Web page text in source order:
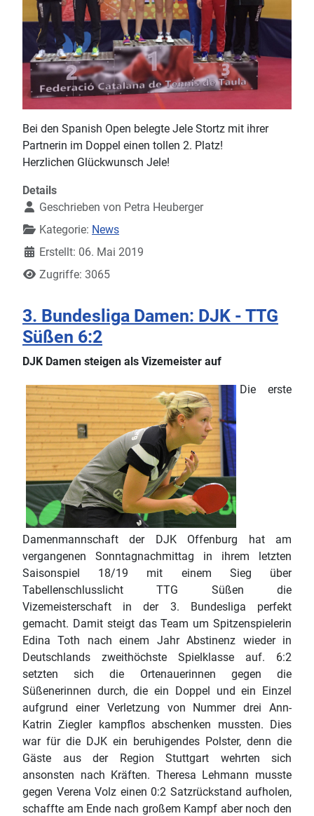
Bei den Spanish Open belegte Jele Stortz mit ihrer
Partnerin im Doppel einen tollen 2. Platz!
Herzlichen Glückwunsch Jele!
Details
Geschrieben von Petra Heuberger
Kategorie: News
Erstellt: 06. Mai 2019
Zugriffe: 3065
3. Bundesliga Damen: DJK - TTG
Süßen 6:2
DJK Damen steigen als Vizemeister auf
Die erste
Damenmannschaft der DJK Offenburg hat am
vergangenen Sonntagnachmittag in ihrem letzten
Saisonspiel 18/19 mit einem Sieg über
Tabellenschlusslicht TTG Süßen die
Vizemeisterschaft in der 3. Bundesliga perfekt
gemacht. Damit steigt das Team um Spitzenspielerin
Edina Toth nach einem Jahr Abstinenz wieder in
Deutschlands zweithöchste Spielklasse auf. 6:2
setzten sich die Ortenauerinnen gegen die
Süßenerinnen durch, die ein Doppel und ein Einzel
aufgrund einer Verletzung von Nummer drei Ann-
Katrin Ziegler kampflos abschenken mussten. Dies
war für die DJK ein beruhigendes Polster, denn die
Gäste aus der Region Stuttgart wehrten sich
ansonsten nach Kräften. Theresa Lehmann musste
gegen Verena Volz einen 0:2 Satzrückstand aufholen,
schaffte am Ende nach großem Kampf aber noch den